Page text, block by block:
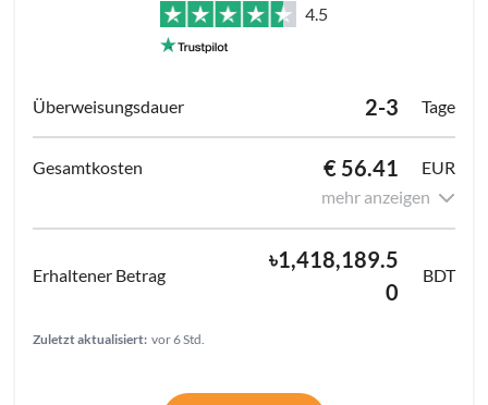
4.5
2-3 Tage
€ 56.41
EUR
mehr anzeigen
৳1,418,189.5
0
BDT
Zuletzt aktualisiert: vor 6 Std.